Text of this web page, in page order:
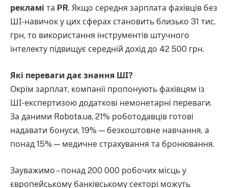
рекламі та PR. Якщо середня зарплата фахівців без
ШІ-навичок у цих сферах становить близько 31 тис.
грн, то використання інструментів штучного
інтелекту підвищує середній дохід до 42 500 грн.
Які переваги дає знання ШІ?
Окрім зарплат, компанії пропонують фахівцям із
ШІ-експертизою додаткові немонетарні переваги.
За даними Robota.ua, 21% роботодавців готові
надавати бонуси, 19% — безкоштовне навчання, а
понад 15% — медичне страхування та бронювання.
Зауважимо – понад 200 000 робочих місць у
європейському банківському секторі можуть